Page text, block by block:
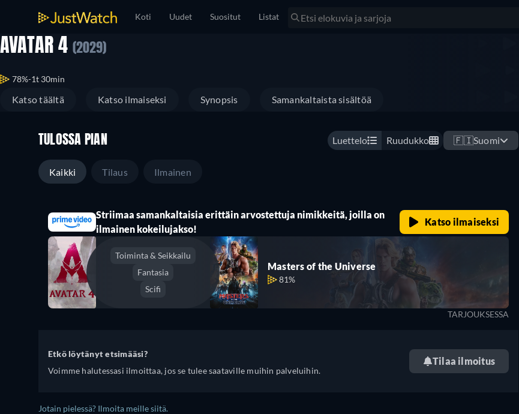
Koti Uudet Suositut Listat
AVATAR 4 (2029)
78% 1t 30min
Katso täältä Katso ilmaiseksi Synopsis Samankaltaista sisältöä
TULOSSA PIAN Luettelo Ruudukko 🇫🇮Suomi
Kaikki Tilaus Ilmainen
Striimaa samankaltaisia erittäin arvostettuja nimikkeitä, joilla on
ilmainen kokeilujakso!
Katso ilmaiseksi
Toiminta & Seikkailu
Fantasia
Scifi
Masters of the Universe
81%
TARJOUKSESSA
Etkö löytänyt etsimääsi?
Voimme halutessasi ilmoittaa, jos se tulee saataville muihin palveluihin.
Tilaa ilmoitus
Jotain pielessä? Ilmoita meille siitä.